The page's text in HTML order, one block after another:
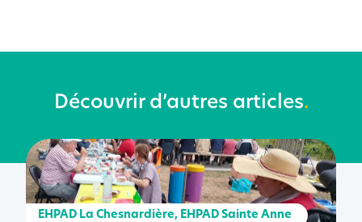
Découvrir d’autres articles.
EHPAD La Chesnardière, EHPAD Sainte Anne